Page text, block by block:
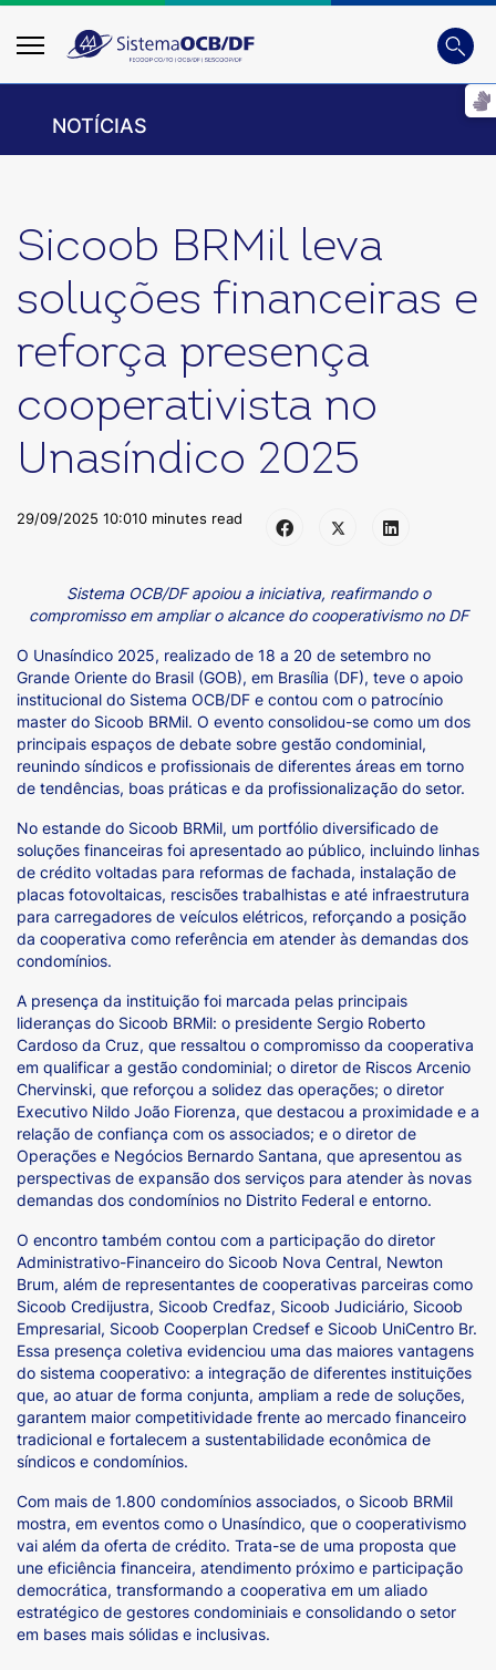
Busca
NOTÍCIAS
Sicoob BRMil leva
soluções financeiras e
reforça presença
cooperativista no
Unasíndico 2025
29/09/2025 10:010 minutes read
Sistema OCB/DF apoiou a iniciativa, reafirmando o
compromisso em ampliar o alcance do cooperativismo no DF
O Unasíndico 2025, realizado de 18 a 20 de setembro no
Grande Oriente do Brasil (GOB), em Brasília (DF), teve o apoio
institucional do Sistema OCB/DF e contou com o patrocínio
master do Sicoob BRMil. O evento consolidou-se como um dos
principais espaços de debate sobre gestão condominial,
reunindo síndicos e profissionais de diferentes áreas em torno
de tendências, boas práticas e da profissionalização do setor.
No estande do Sicoob BRMil, um portfólio diversificado de
soluções financeiras foi apresentado ao público, incluindo linhas
de crédito voltadas para reformas de fachada, instalação de
placas fotovoltaicas, rescisões trabalhistas e até infraestrutura
para carregadores de veículos elétricos, reforçando a posição
da cooperativa como referência em atender às demandas dos
condomínios.
A presença da instituição foi marcada pelas principais
lideranças do Sicoob BRMil: o presidente Sergio Roberto
Cardoso da Cruz, que ressaltou o compromisso da cooperativa
em qualificar a gestão condominial; o diretor de Riscos Arcenio
Chervinski, que reforçou a solidez das operações; o diretor
Executivo Nildo João Fiorenza, que destacou a proximidade e a
relação de confiança com os associados; e o diretor de
Operações e Negócios Bernardo Santana, que apresentou as
perspectivas de expansão dos serviços para atender às novas
demandas dos condomínios no Distrito Federal e entorno.
O encontro também contou com a participação do diretor
Administrativo-Financeiro do Sicoob Nova Central, Newton
Brum, além de representantes de cooperativas parceiras como
Sicoob Credijustra, Sicoob Credfaz, Sicoob Judiciário, Sicoob
Empresarial, Sicoob Cooperplan Credsef e Sicoob UniCentro Br.
Essa presença coletiva evidenciou uma das maiores vantagens
do sistema cooperativo: a integração de diferentes instituições
que, ao atuar de forma conjunta, ampliam a rede de soluções,
garantem maior competitividade frente ao mercado financeiro
tradicional e fortalecem a sustentabilidade econômica de
síndicos e condomínios.
Com mais de 1.800 condomínios associados, o Sicoob BRMil
mostra, em eventos como o Unasíndico, que o cooperativismo
vai além da oferta de crédito. Trata-se de uma proposta que
une eficiência financeira, atendimento próximo e participação
democrática, transformando a cooperativa em um aliado
estratégico de gestores condominiais e consolidando o setor
em bases mais sólidas e inclusivas.